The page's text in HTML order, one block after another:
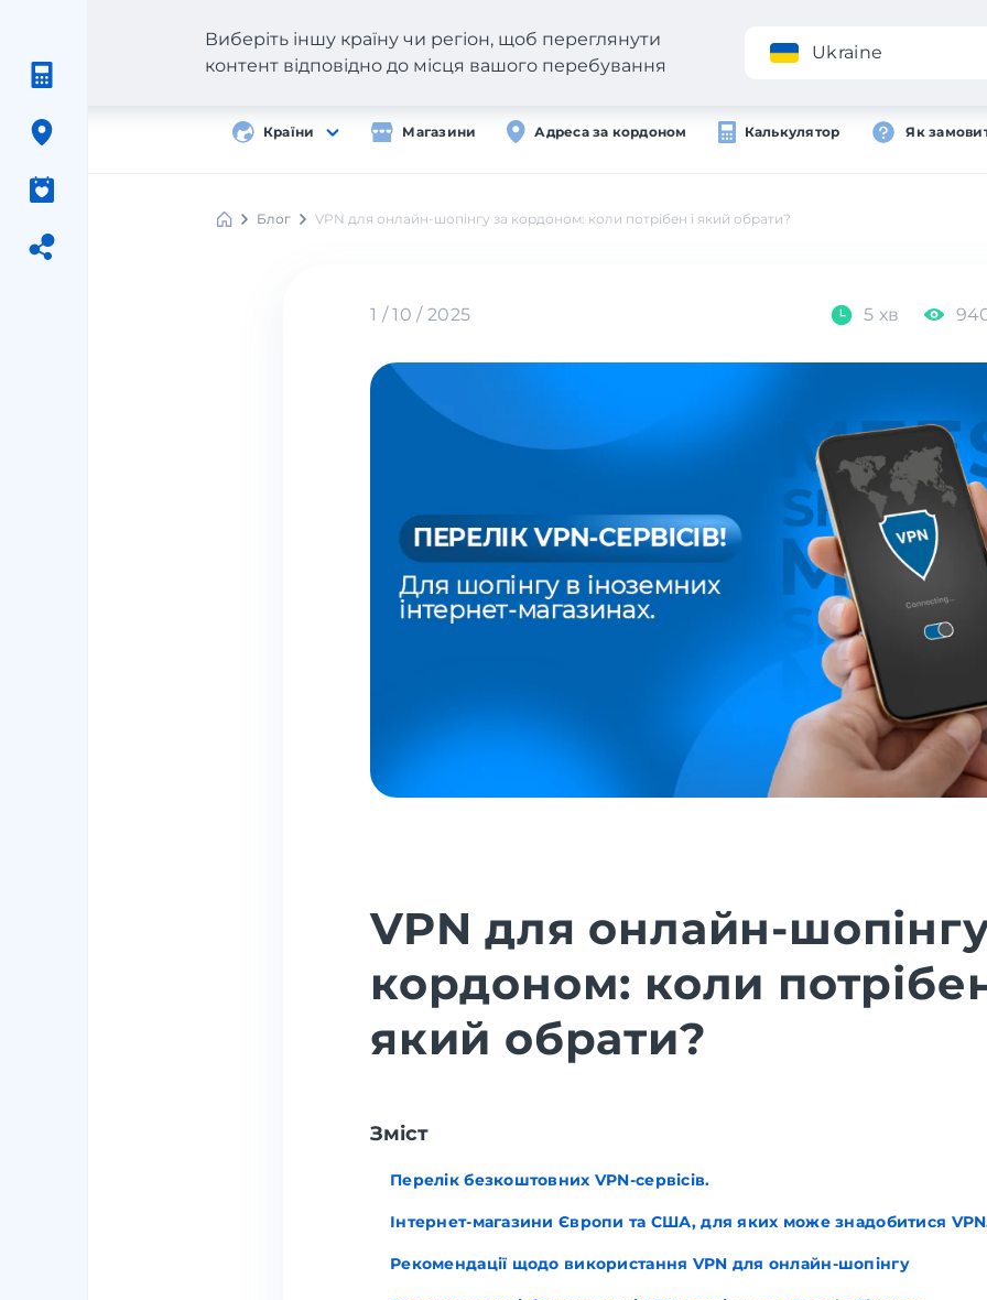
Додаток
Країни Магазини Адреса за кордоном Калькулятор Як
Виберіть іншу країну чи регіон, щоб переглянути
контент відповідно до місця вашого перебування
Ukraine
Блог VPN для онлайн-шопінгу за кордоном: коли потрібен і який обрати?
1 / 10 / 2025 5 хв
VPN для онлайн-
кордоном: коли
який обрати?
Зміст
Перелік безкоштовних VPN-сервісів.
Інтернет-магазини Європи та США, для яких може знадобитися
Рекомендації щодо використання VPN для онлайн-шопінгу